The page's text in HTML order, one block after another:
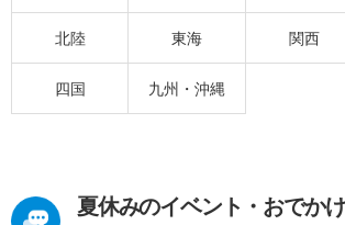
北陸 東海 関西
四国 九州・沖縄
夏休みのイベント・おでか